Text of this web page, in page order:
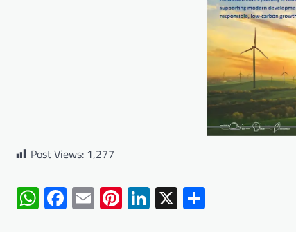
Post Views: 1,277
WhatsApp
Facebook
EmailPinterest
LinkedIn
X